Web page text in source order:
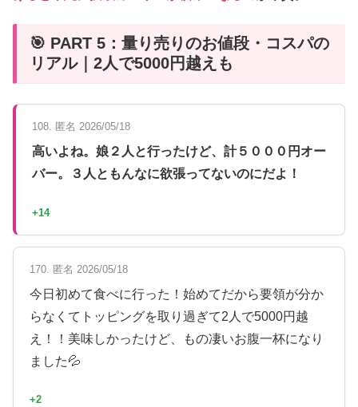
🎯 PART 5：量り売りのお値段・コスパの
リアル｜2人で5000円越えも
108. 匿名 2026/05/18
高いよね。娘２人と行ったけど、計５０００円オー
バー。３人ともんなに欲張ってないのにだよ！
+14
170. 匿名 2026/05/18
今日初めて食べに行った！始めてだから要領が分か
らなくてトッピングを取り過ぎて2人で5000円越
え！！美味しかったけど、もの凄いお腹一杯になり
ました💦
+2